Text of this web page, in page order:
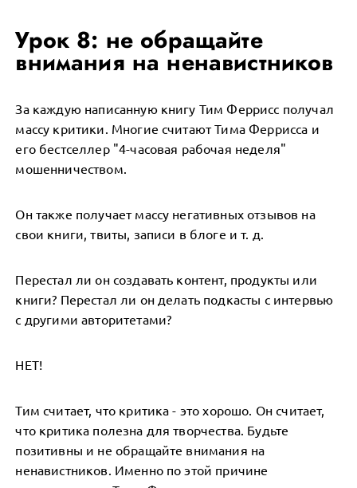
Урок 8: не обращайте
внимания на ненавистников
За каждую написанную книгу Тим Феррисс получал
массу критики. Многие считают Тима Феррисса и
его бестселлер "4-часовая рабочая неделя"
мошенничеством.
Он также получает массу негативных отзывов на
свои книги, твиты, записи в блоге и т. д.
Перестал ли он создавать контент, продукты или
книги? Перестал ли он делать подкасты с интервью
с другими авторитетами?
НЕТ!
Тим считает, что критика - это хорошо. Он считает,
что критика полезна для творчества. Будьте
позитивны и не обращайте внимания на
ненавистников. Именно по этой причине